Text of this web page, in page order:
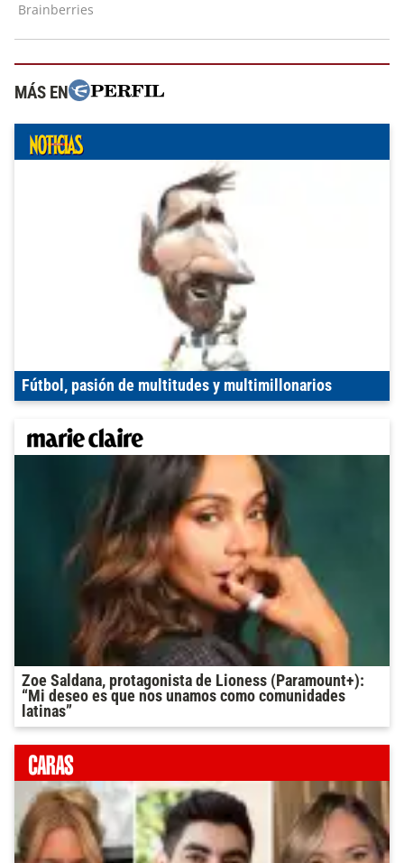
MÁS EN
Fútbol, pasión de multitudes y multimillonarios
Zoe Saldana, protagonista de Lioness (Paramount+):
“Mi deseo es que nos unamos como comunidades
latinas”